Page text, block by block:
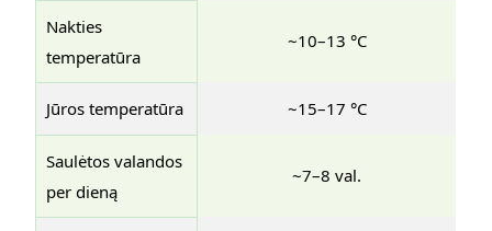
Nakties
temperatūra
~10–13 °C
Jūros temperatūra ~15–17 °C
Saulėtos valandos
per dieną
~7–8 val.